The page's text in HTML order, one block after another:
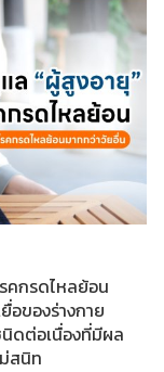
คกรดไหลย้อน
อของร่างกาย
นิดต่อเนื่องที่มีผล
สนิท